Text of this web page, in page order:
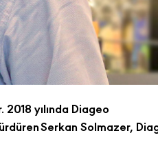
yılında Diageo
Serkan Solmazer,